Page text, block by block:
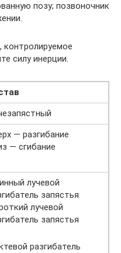
позу; позвоночник
контролируемое
силу инерции.
— разгибание
— сгибание
лучевой
запястья
лучевой
запястья
разгибатель